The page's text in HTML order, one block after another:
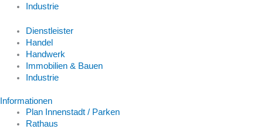
Industrie
Dienstleister
Handel
Handwerk
Immobilien & Bauen
Industrie
Informationen
Plan Innenstadt / Parken
Rathaus